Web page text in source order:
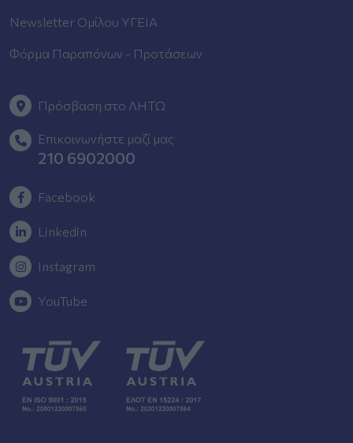
Newsletter Ομίλου ΥΓΕΙΑ
Φόρμα Παραπόνων - Προτάσεων
Πρόσβαση στο ΛΗΤΩ
Επικοινωνήστε μαζί μας
210 6902000
Facebook
Linkedin
Instagram
YouTube